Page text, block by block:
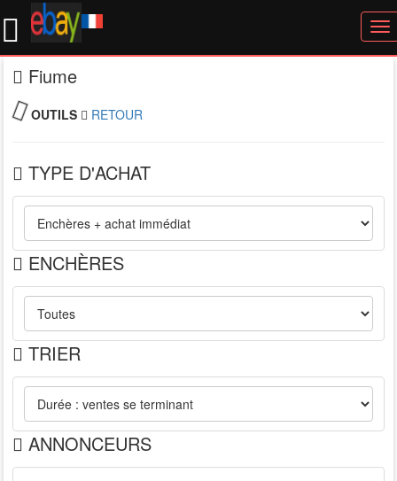
Fiume
OUTILS RETOUR
TYPE D'ACHAT
ENCHÈRES
TRIER
ANNONCEURS